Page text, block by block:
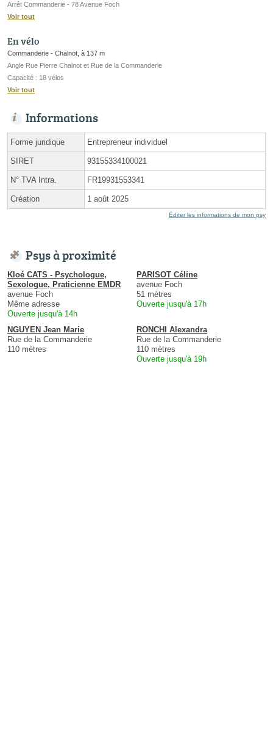
Arrêt Commanderie - 78 Avenue Foch
Voir tout
En vélo
Commanderie - Chalnot, à 137 m
Angle Rue Pierre Chalnot et Rue de la Commanderie
Capacité : 18 vélos
Voir tout
Informations
Forme juridique Entrepreneur individuel
SIRET 93155334100021
N° TVA Intra. FR19931553341
Création 1 août 2025
Éditer les informations de mon psy
Psys à proximité
Kloé CATS - Psychologue,
Sexologue, Praticienne EMDR
avenue Foch
Même adresse
Ouverte jusqu'à 14h
PARISOT Céline
avenue Foch
51 mètres
Ouverte jusqu'à 17h
NGUYEN Jean Marie
Rue de la Commanderie
110 mètres
RONCHI Alexandra
Rue de la Commanderie
110 mètres
Ouverte jusqu'à 19h